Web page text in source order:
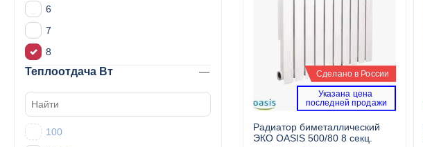
Сделано в России
Указана цена
последней продажи
Радиатор биметаллический
ЭКО OASIS 500/80 8 секц.
6
7
8
Теплоотдача Вт
100